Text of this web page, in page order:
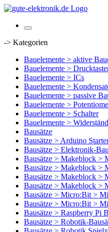
-> Kategorien
Bauelemente > aktive
Bauelemente >
Bauelemente > ICs
Bauelemente >
Bauelemente > passive
Bauelemente >
Bauelemente > Schalter
Bauelemente >
Bausätze
Bausätze > Arduino
Bausätze > Elektronik-
Bausätze > Makeblock >
Bausätze > Makeblock >
Bausätze > Makeblock >
Bausätze > Makeblock >
Bausätze > Micro:Bit >
Bausätze > Micro:Bit >
Bausätze > Raspberry Pi
Bausätze > Robotik-